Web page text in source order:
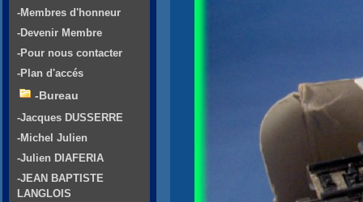
-Membres d'honneur
-Devenir Membre
-Pour nous contacter
-Plan d'accés
-Bureau
-Jacques DUSSERRE
-Michel Julien
-Julien DIAFERIA
-JEAN BAPTISTE
LANGLOIS